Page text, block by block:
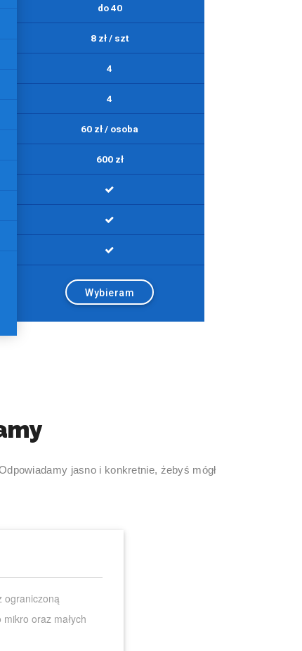
do 40
8 zł / szt
4
4
60 zł / osoba
600 zł
Wybieram
jasno i konkretnie, żebyś mógł
ograniczoną
oraz małych